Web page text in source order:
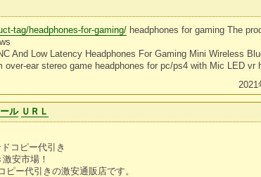
tag/headphones-for-gaming/ headphones for gaming The
And Low Latency Headphones For Gaming Mini Wireless
ear stereo game headphones for pc/ps4 with Mic LED vr
2021
ル ＵＲＬ
コピー代引き
安市場！
ー代引きの激安通販店です。